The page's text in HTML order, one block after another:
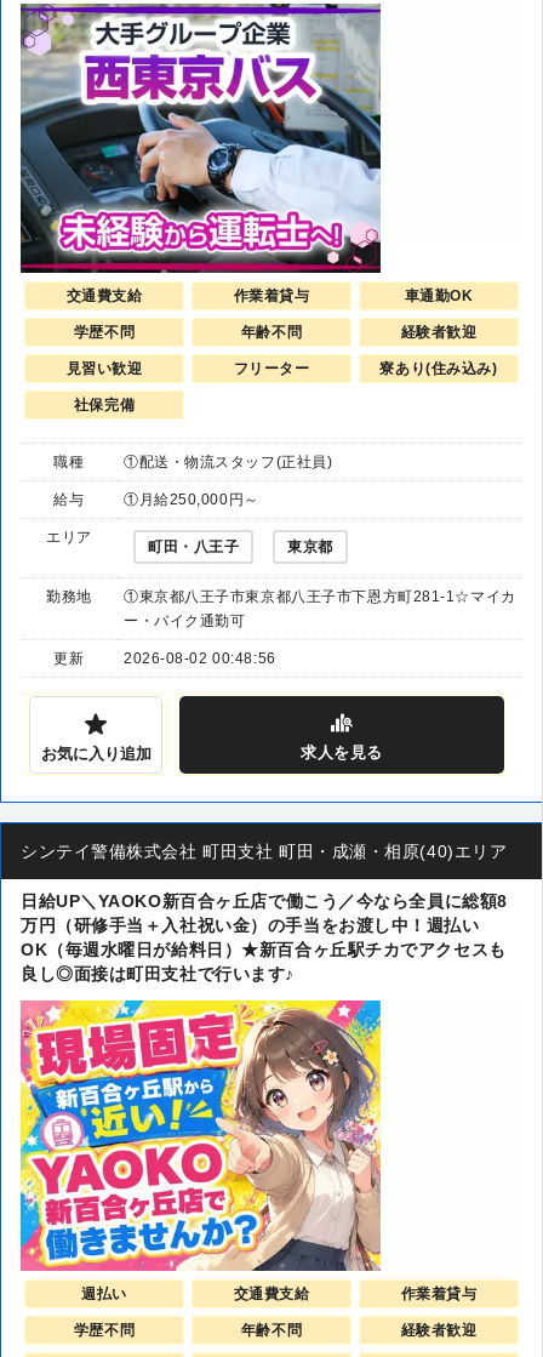
交通費支給 作業着貸与 車通勤OK
学歴不問 年齢不問 経験者歓迎
見習い歓迎 フリーター 寮あり(住み込み)
社保完備
職種 ①配送・物流スタッフ(正社員)
給与 ①月給250,000円～
エリア
町田・八王子 東京都
勤務地
①東京都八王子市東京都八王子市下恩方町281-1☆マイカ
ー・バイク通勤可
更新 2026-08-02 00:48:56
お気に入り追加 求人を見る
シンテイ警備株式会社 町田支社 町田・成瀬・相原(40)エリア
日給UP＼YAOKO新百合ヶ丘店で働こう／今なら全員に総額8
万円（研修手当＋入社祝い金）の手当をお渡し中！週払い
OK（毎週水曜日が給料日）★新百合ヶ丘駅チカでアクセスも
良し◎面接は町田支社で行います♪
週払い 交通費支給 作業着貸与
学歴不問 年齢不問 経験者歓迎